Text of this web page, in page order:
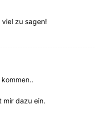
zu sagen!
mir dazu ein.